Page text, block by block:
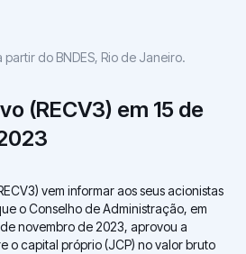
do BNDES, Rio de Janeiro.
(RECV3) em 15 de
vem informar aos seus acionistas
o Conselho de Administração, em
novembro de 2023, aprovou a
o capital próprio (JCP) no valor bruto